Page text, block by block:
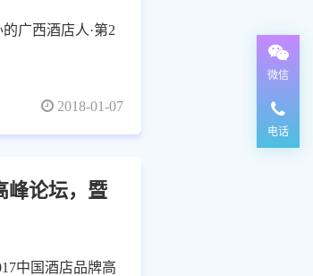
广西酒店人·第2
2018-01-07
峰论坛，暨
中国酒店品牌高
微信
电话